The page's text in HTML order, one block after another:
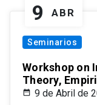
9 ABR
Seminarios
Workshop on
Theory,
9 de Abril de